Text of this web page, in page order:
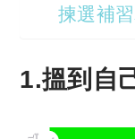
揀選補
1.搵到自